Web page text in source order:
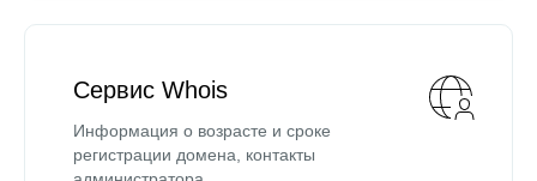
Сервис Whois
Информация о возрасте и сроке
регистрации домена, контакты